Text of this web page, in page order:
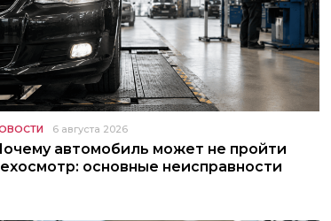
6 августа 2026
автомобиль может не пройти
основные неисправности